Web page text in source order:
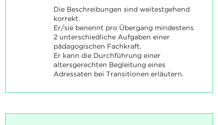
Die Beschreibungen sind weitestgehend
korrekt.
Er/sie benennt pro Übergang mindestens
2 unterschiedliche Aufgaben einer
pädagogischen Fachkraft.
Er kann die Durchführung einer
altersgerechten Begleitung eines
Adressaten bei Transitionen erläutern.